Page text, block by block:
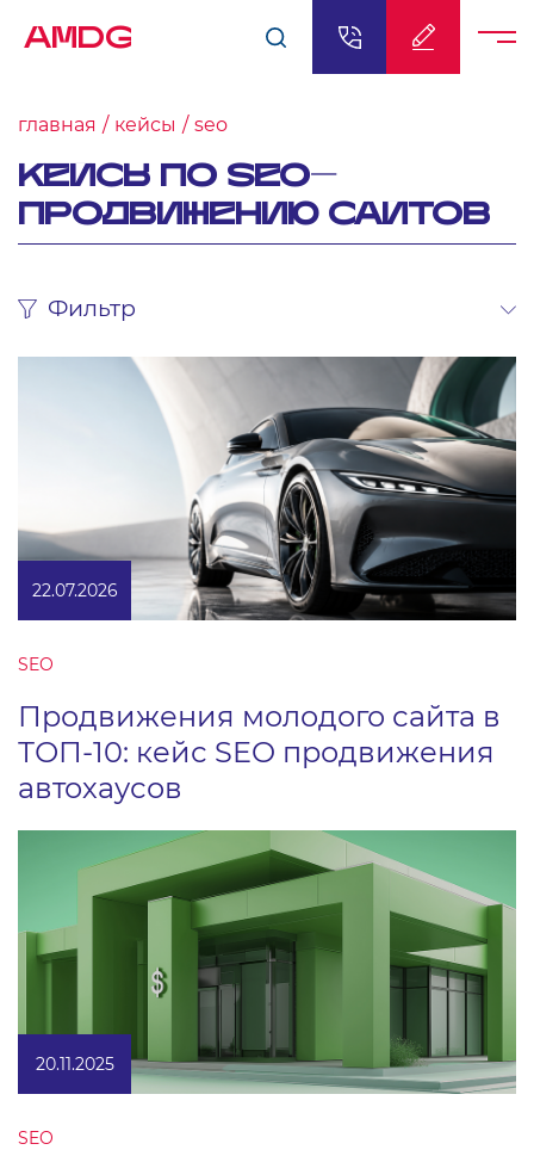
AMDG
главная кейсы seo
КЕЙСЫ ПО SEO-
ПРОДВИЖЕНИЮ САЙТОВ
Фильтр
22.07.2026
SEO
Продвижения молодого сайта в
ТОП-10: кейс SEO продвижения
автохаусов
20.11.2025
SEO